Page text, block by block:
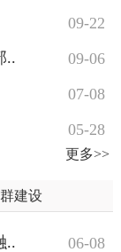
09-22
..
09-06
07-08
05-28
更多>>
建设
..
06-08